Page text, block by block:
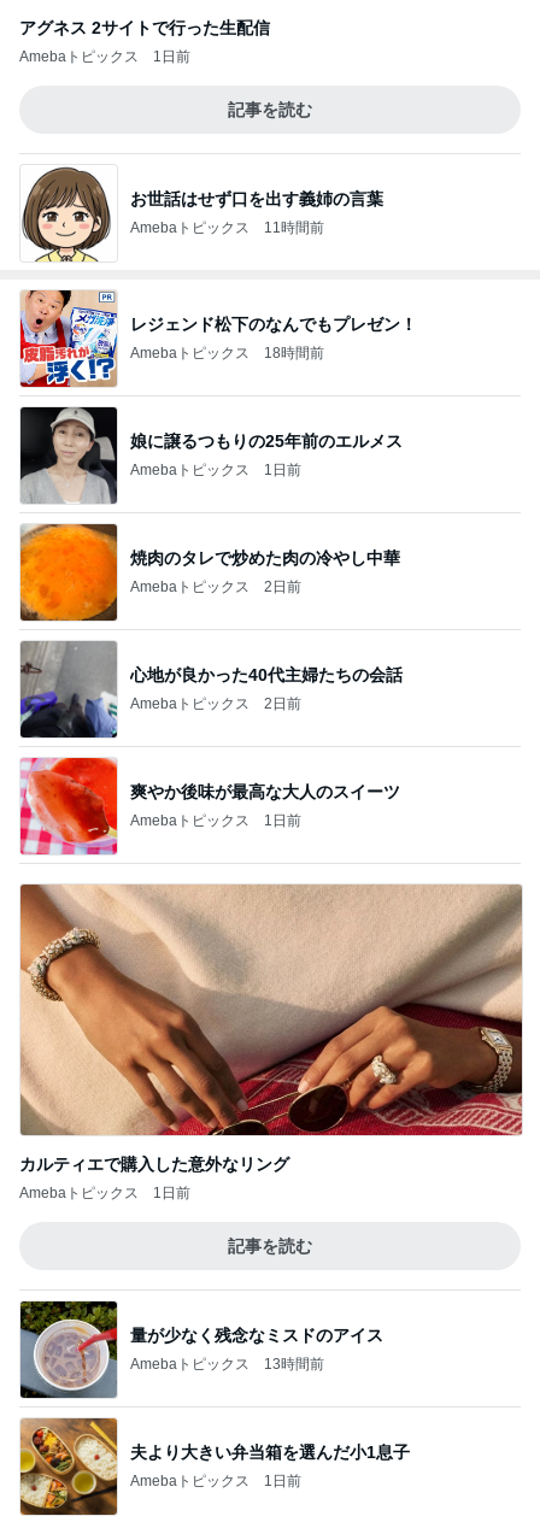
アグネス 2サイトで行った生配信
Amebaトピックス 1日前
記事を読む
お世話はせず口を出す義姉の言葉
Amebaトピックス 11時間前
レジェンド松下のなんでもプレゼン！
Amebaトピックス 18時間前
娘に譲るつもりの25年前のエルメス
Amebaトピックス 1日前
焼肉のタレで炒めた肉の冷やし中華
Amebaトピックス 2日前
心地が良かった40代主婦たちの会話
Amebaトピックス 2日前
爽やか後味が最高な大人のスイーツ
Amebaトピックス 1日前
カルティエで購入した意外なリング
Amebaトピックス 1日前
記事を読む
量が少なく残念なミスドのアイス
Amebaトピックス 13時間前
夫より大きい弁当箱を選んだ小1息子
Amebaトピックス 1日前